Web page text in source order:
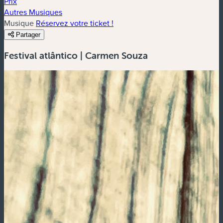
Autres Musiques
Musique Réservez votre ticket !
Partager
Festival atlântico | Carmen Souza